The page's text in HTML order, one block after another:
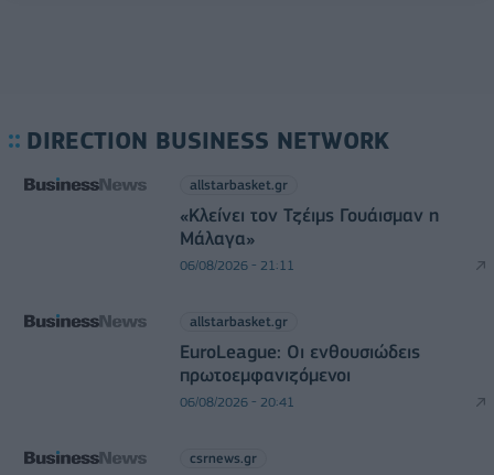
DIRECTION BUSINESS NETWORK
allstarbasket.gr
«Κλείνει τον Τζέιμς Γουάισμαν η
Μάλαγα»
06/08/2026 - 21:11
allstarbasket.gr
EuroLeague: Οι ενθουσιώδεις
πρωτοεμφανιζόμενοι
06/08/2026 - 20:41
csrnews.gr